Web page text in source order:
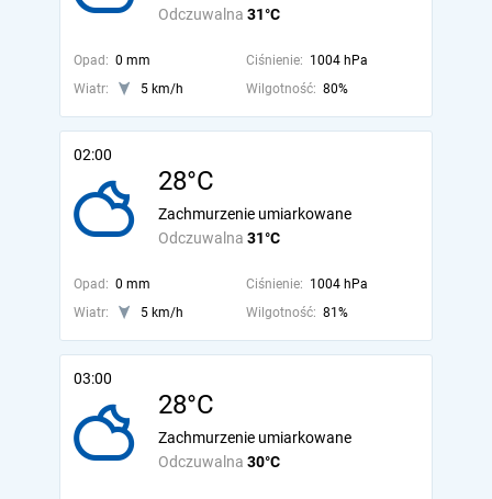
Odczuwalna 31°C
Opad: 0 mm Ciśnienie: 1004 hPa
Wiatr:
5 km/h Wilgotność: 80%
02:00
28°C
Odczuwalna 31°C
Zachmurzenie umiarkowane
Opad: 0 mm Ciśnienie: 1004 hPa
Wiatr:
5 km/h Wilgotność: 81%
03:00
28°C
Odczuwalna 30°C
Zachmurzenie umiarkowane